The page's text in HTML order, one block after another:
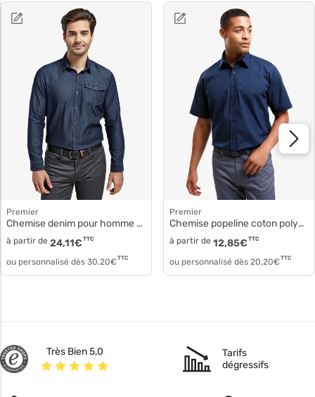
Premier
Chemise denim pour homme pr222
à partir de 24,11€ TTC
ou personnalisé dès 30,20€ TTC
Premier
Chemise popeline coton polyester pr202
à partir de 12,85€ TTC
ou personnalisé dès 20,20€ TTC
Très Bien 5,0
Tarifs
dégressifs